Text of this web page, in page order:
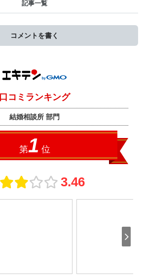
記事一覧
コメントを書く